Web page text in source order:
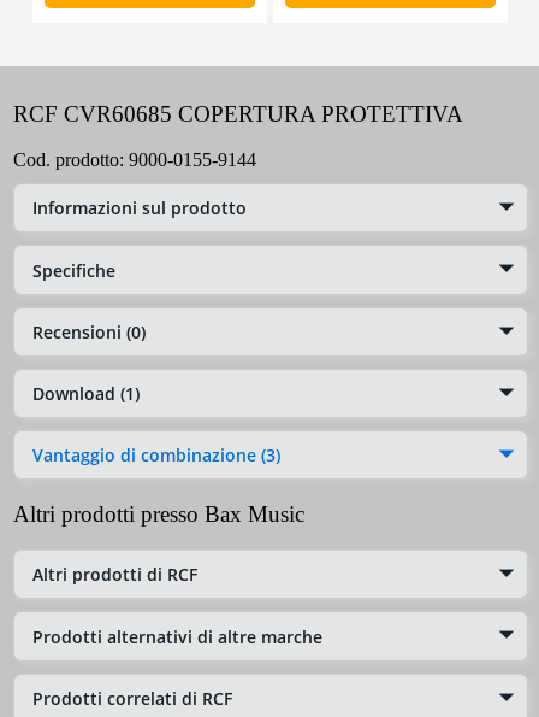
RCF CVR60685 COPERTURA PROTETTIVA
Cod. prodotto: 9000-0155-9144
Informazioni sul prodotto
Specifiche
Recensioni (0)
Download (1)
Vantaggio di combinazione (3)
Altri prodotti presso Bax Music
Altri prodotti di RCF
Prodotti alternativi di altre marche
Prodotti correlati di RCF